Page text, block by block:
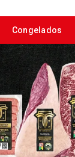
Congelados